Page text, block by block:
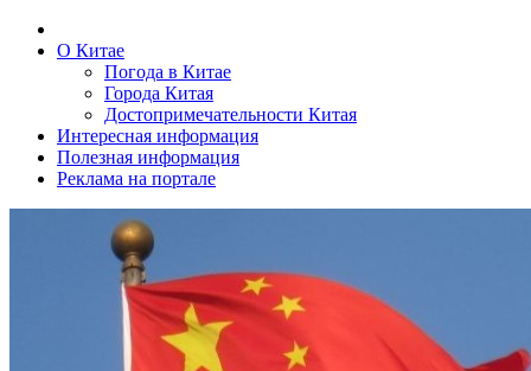
О Китае
Погода в Китае
Города Китая
Достопримечательности Китая
Интересная информация
Полезная информация
Реклама на портале